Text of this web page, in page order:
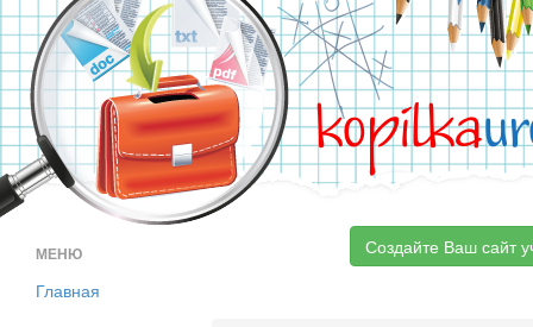
kopilka
МЕНЮ
Главная
Создайте Ваш сайт